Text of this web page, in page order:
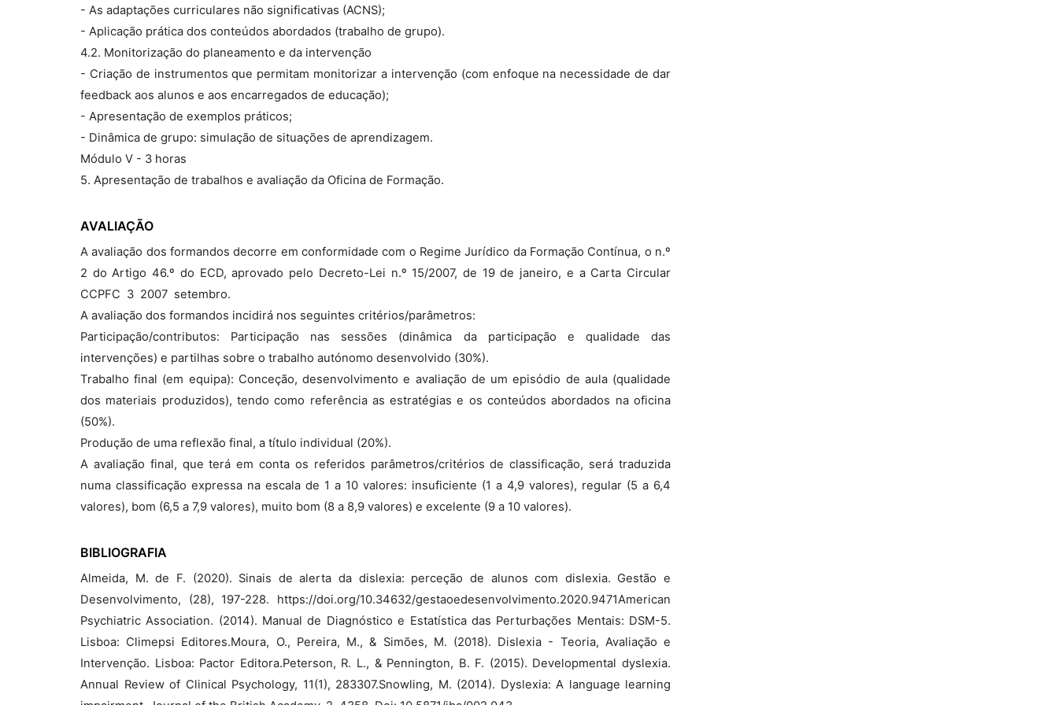
- As adaptações curriculares não significativas (ACNS);
- Aplicação prática dos conteúdos abordados (trabalho de grupo).
4.2. Monitorização do planeamento e da intervenção
- Criação de instrumentos que permitam monitorizar a intervenção (com enfoque na necessidade de dar
feedback aos alunos e aos encarregados de educação);
- Apresentação de exemplos práticos;
- Dinâmica de grupo: simulação de situações de aprendizagem.
Módulo V - 3 horas
5. Apresentação de trabalhos e avaliação da Oficina de Formação.
AVALIAÇÃO
A avaliação dos formandos decorre em conformidade com o Regime Jurídico da Formação Contínua, o n.º
2 do Artigo 46.º do ECD, aprovado pelo Decreto-Lei n.º 15/2007, de 19 de janeiro, e a Carta Circular
CCPFC  3  2007  setembro.
A avaliação dos formandos incidirá nos seguintes critérios/parâmetros:
Participação/contributos: Participação nas sessões (dinâmica da participação e qualidade das
intervenções) e partilhas sobre o trabalho autónomo desenvolvido (30%).
Trabalho final (em equipa): Conceção, desenvolvimento e avaliação de um episódio de aula (qualidade
dos materiais produzidos), tendo como referência as estratégias e os conteúdos abordados na oficina
(50%).
Produção de uma reflexão final, a título individual (20%).
A avaliação final, que terá em conta os referidos parâmetros/critérios de classificação, será traduzida
numa classificação expressa na escala de 1 a 10 valores: insuficiente (1 a 4,9 valores), regular (5 a 6,4
valores), bom (6,5 a 7,9 valores), muito bom (8 a 8,9 valores) e excelente (9 a 10 valores).
BIBLIOGRAFIA
Almeida, M. de F. (2020). Sinais de alerta da dislexia: perceção de alunos com dislexia. Gestão e
Desenvolvimento, (28), 197-228. https://doi.org/10.34632/gestaoedesenvolvimento.2020.9471American
Psychiatric Association. (2014). Manual de Diagnóstico e Estatística das Perturbações Mentais: DSM-5.
Lisboa: Climepsi Editores.Moura, O., Pereira, M., & Simões, M. (2018). Dislexia - Teoria, Avaliação e
Intervenção. Lisboa: Pactor Editora.Peterson, R. L., & Pennington, B. F. (2015). Developmental dyslexia.
Annual Review of Clinical Psychology, 11(1), 283307.Snowling, M. (2014). Dyslexia: A language learning